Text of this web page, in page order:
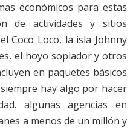
económicos para estas
de actividades y sitios
Coco Loco, la isla Johnny
el hoyo soplador y otros
en paquetes básicos
hay algo por hacer
algunas agencias en
a menos de un millón y